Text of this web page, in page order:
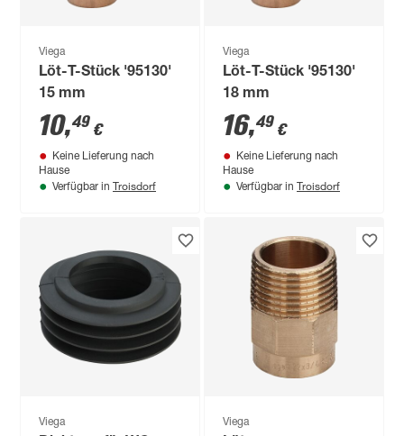
Viega
Löt-T-Stück '95130'
15 mm
10,49 €
Keine Lieferung nach
Hause
Verfügbar in Troisdorf
Viega
Löt-T-Stück '95130'
18 mm
16,49 €
Keine Lieferung nach
Hause
Verfügbar in Troisdorf
Viega Viega